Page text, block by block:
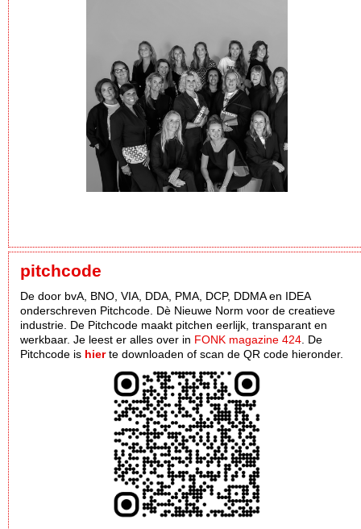
pitchcode
De door bvA, BNO, VIA, DDA, PMA, DCP, DDMA en IDEA
onderschreven Pitchcode. Dè Nieuwe Norm voor de creatieve
industrie. De Pitchcode maakt pitchen eerlijk, transparant en
werkbaar. Je leest er alles over in FONK magazine 424 . De
Pitchcode is hierte downloaden of scan de QR code hieronder.